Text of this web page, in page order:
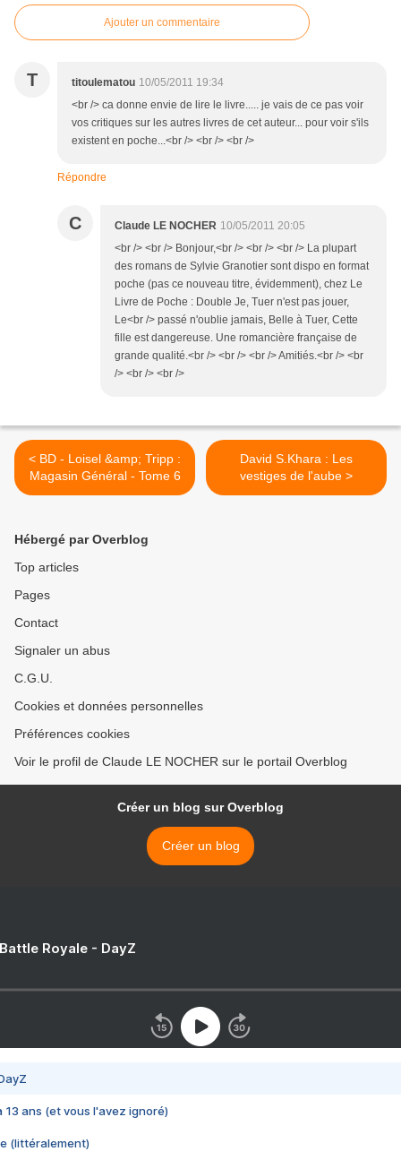
Ajouter un commentaire
T titoulematou 10/05/2011 19:34
<br /> ca donne envie de lire le livre..... je vais de ce pas voir
vos critiques sur les autres livres de cet auteur... pour voir s'ils
existent en poche...<br /> <br /> <br />
Répondre
C Claude LE NOCHER 10/05/2011 20:05
<br /> <br /> Bonjour,<br /> <br /> <br /> La plupart
des romans de Sylvie Granotier sont dispo en format
poche (pas ce nouveau titre, évidemment), chez Le
Livre de Poche : Double Je, Tuer n'est pas jouer,
Le<br /> passé n'oublie jamais, Belle à Tuer, Cette
fille est dangereuse. Une romancière française de
grande qualité.<br /> <br /> <br /> Amitiés.<br /> <br
/> <br /> <br />
< BD - Loisel &amp; Tripp :
Magasin Général - Tome 6
David S.Khara : Les
vestiges de l'aube >
Hébergé par Overblog
Top articles
Pages
Contact
Signaler un abus
C.G.U.
Cookies et données personnelles
Préférences cookies
Voir le profil de Claude LE NOCHER sur le portail Overblog
Créer un blog sur Overblog
Créer un blog
Royale - DayZ
13 ans (et vous l'avez ignoré)
(littéralement)